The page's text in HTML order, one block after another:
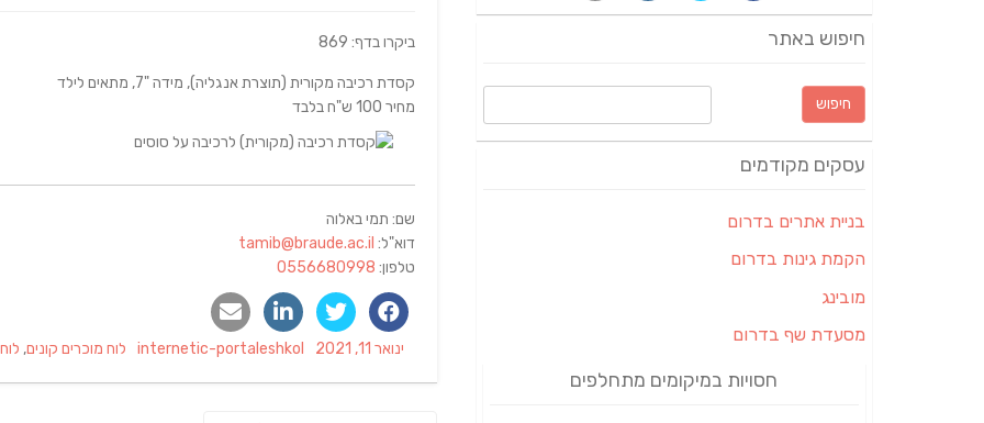
ביקרו בדף: 869
קסדת רכיבה מקורית (תוצרת אנגליה), מידה "7, מתאים לילד
מחיר 100 ש"ח בלבד
שם: תמי באלוה
דוא"ל: tamib@braude.ac.il
טלפון: 0556680998
Posted
ינואר 11, 2021 Author
internetic-portaleshkol
Categories
לוח מוכרים קונים,
חיפוש באתר
חיפוש:
עסקים מקודמים
בניית אתרים בדרום
הקמת גינות בדרום
מובינג
מסעדת שף בדרום
חסויות במיקומים מתחלפים